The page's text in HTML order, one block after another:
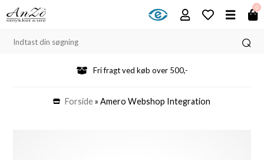
0
Fri fragt ved køb over 500,-
Forside»Amero Webshop Integration